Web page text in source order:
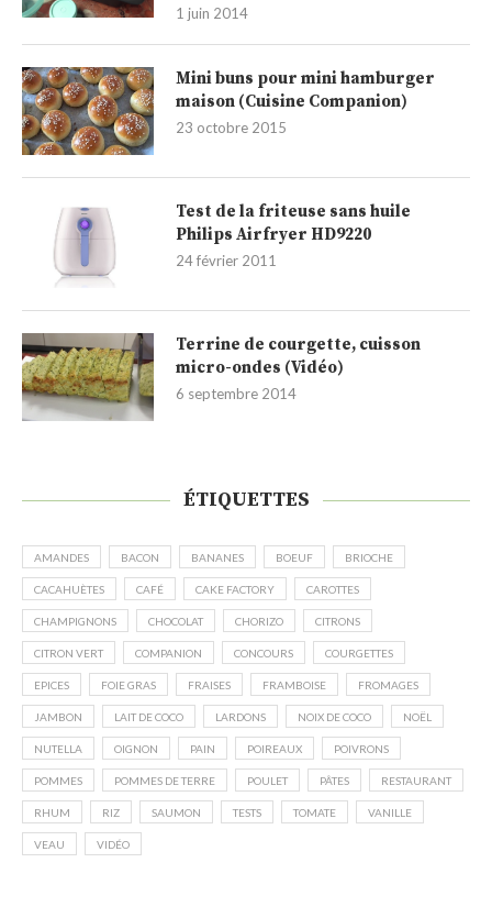
1 juin 2014
Mini buns pour mini hamburger
maison (Cuisine Companion)
23 octobre 2015
Test de la friteuse sans huile
Philips Airfryer HD9220
24 février 2011
Terrine de courgette, cuisson
micro-ondes (Vidéo)
6 septembre 2014
ÉTIQUETTES
AMANDES BACON BANANES BOEUF BRIOCHE
CACAHUÈTES CAFÉ CAKE FACTORY CAROTTES
CHAMPIGNONS CHOCOLAT CHORIZO CITRONS
CITRON VERT COMPANION CONCOURS COURGETTES
EPICES FOIE GRAS FRAISES FRAMBOISE FROMAGES
JAMBON LAIT DE COCO LARDONS NOIX DE COCO NOËL
NUTELLA OIGNON PAIN POIREAUX POIVRONS
POMMES POMMES DE TERRE POULET PÂTES RESTAURANT
RHUM RIZ SAUMON TESTS TOMATE VANILLE
VEAU VIDÉO